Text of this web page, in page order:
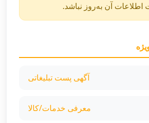
آن به‌روز نباشد.
آگهی پست تبلیغاتی
معرفی خدمات/کالا